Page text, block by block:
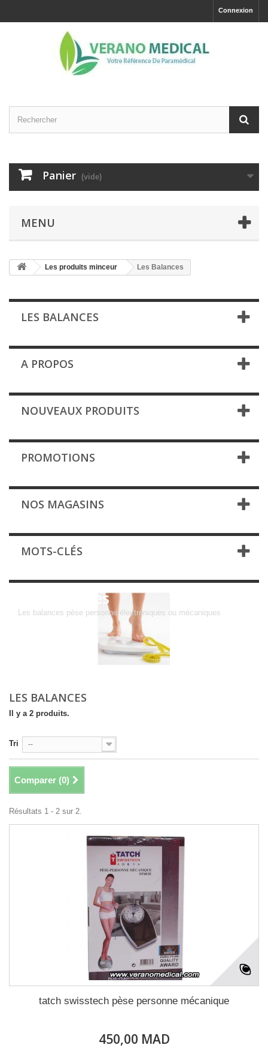
Connexion
Panier (vide)
MENU
Les produits minceur Les Balances
LES BALANCES
A PROPOS
NOUVEAUX PRODUITS
PROMOTIONS
NOS MAGASINS
MOTS-CLÉS
Les Balances
Les balances pèse personne électroniques ou mécaniques
LES BALANCES
Il y a 2 produits.
Tri --
Comparer (0)
Résultats 1 - 2 sur 2.
tatch swisstech pèse personne mécanique
450,00 MAD